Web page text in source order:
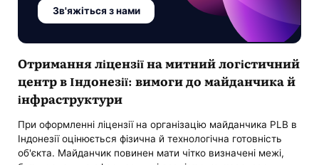
Зв'яжіться з нами
Отримання ліцензії на митний логістичний
центр в Індонезії: вимоги до майданчика й
інфраструктури
При оформленні ліцензії на організацію майданчика PLB в
Індонезії оцінюється фізична й технологічна готовність
об'єкта. Майданчик повинен мати чітко визначені межі,